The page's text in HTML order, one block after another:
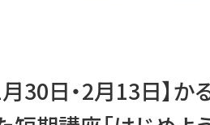
月30日・2月13日】